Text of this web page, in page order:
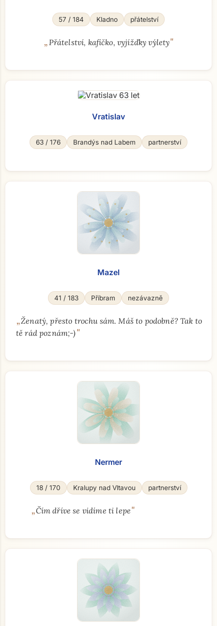
57 / 184 Kladno přátelství
„Přátelství, kafíčko, vyjížďky výlety"
Vratislav
63 / 176 Brandýs nad Labem partnerství
Mazel
41 / 183 Příbram nezávazně
„Ženatý, přesto trochu sám. Máš to podobně? Tak to
tě rád poznám;-)"
Nermer
18 / 170 Kralupy nad Vltavou partnerství
„Čím dříve se vidíme ti lepe"